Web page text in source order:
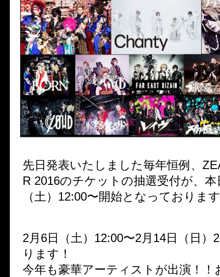
先日発表いたしました毎年恒例、
R 2016のチケットの抽選受付が、本
（土）12:00〜開始となっておりま
2月6日（土）12:00〜2月14日（日）
ります！
今年も豪華アーティストが出演！！